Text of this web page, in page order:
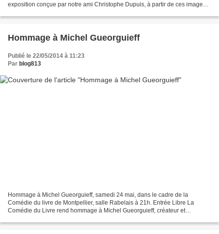
exposition conçue par notre ami Christophe Dupuis, à partir de ces images.
Hommage à Michel Gueorguieff
Publié le 22/05/2014 à 11:23
Par blog813
Hommage à Michel Gueorguieff, samedi 24 mai, dans le cadre de la
Comédie du livre de Montpellier, salle Rabelais à 21h. Entrée Libre La
Comédie du Livre rend hommage à Michel Gueorguieff, créateur et